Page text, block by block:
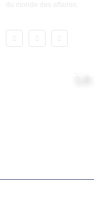
du monde des affaires.